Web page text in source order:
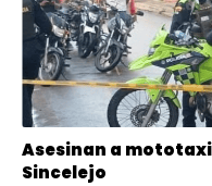
Asesinan a
Sincelejo